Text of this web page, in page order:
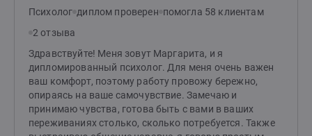
(аудио/видео/текст). Если хотите записаться на 20-
минутную бесплатную встречу, напишите, что вас
беспокоит сейчас и как давно это длится.
Психолог диплом проверен помогла 58 клиентам
2 отзыва
Здравствуйте! Меня зовут Маргарита, и я
дипломированный психолог. Для меня очень важен
ваш комфорт, поэтому работу провожу бережно,
опираясь на ваше самочувствие. Замечаю и
принимаю чувства, готова быть с вами в ваших
переживаниях столько, сколько потребуется. Также